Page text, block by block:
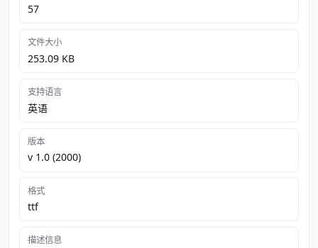
57
文件大小
253.09 KB
支持语言
英语
版本
v 1.0 (2000)
格式
ttf
描述信息